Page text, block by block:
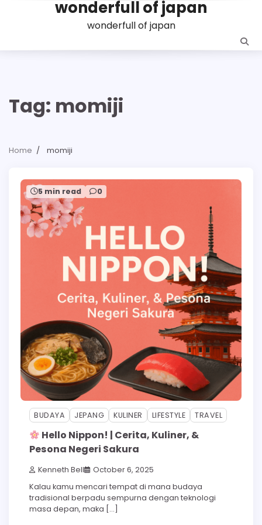
wonderfull of japan
wonderfull of japan
Tag: momiji
Home momiji
5 min read 0
BUDAYA JEPANG KULINER LIFESTYLE TRAVEL
Hello Nippon! | Cerita, Kuliner, &
Pesona Negeri Sakura
Kenneth Bell October 6, 2025
Kalau kamu mencari tempat di mana budaya
tradisional berpadu sempurna dengan teknologi
masa depan, maka […]